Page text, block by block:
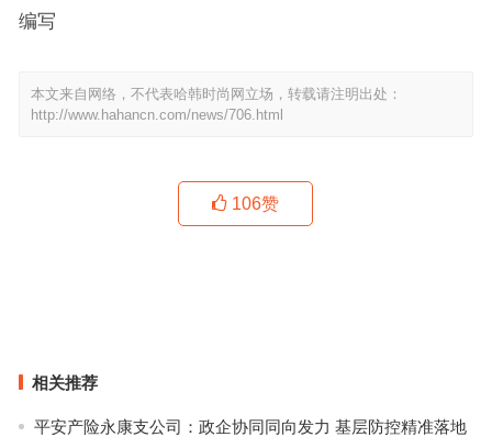
编写
本文来自网络，不代表哈韩时尚网立场，转载请注明出处：
http://www.hahancn.com/news/706.html
106赞
相关推荐
平安产险永康支公司：政企协同同向发力 基层防控精准落地